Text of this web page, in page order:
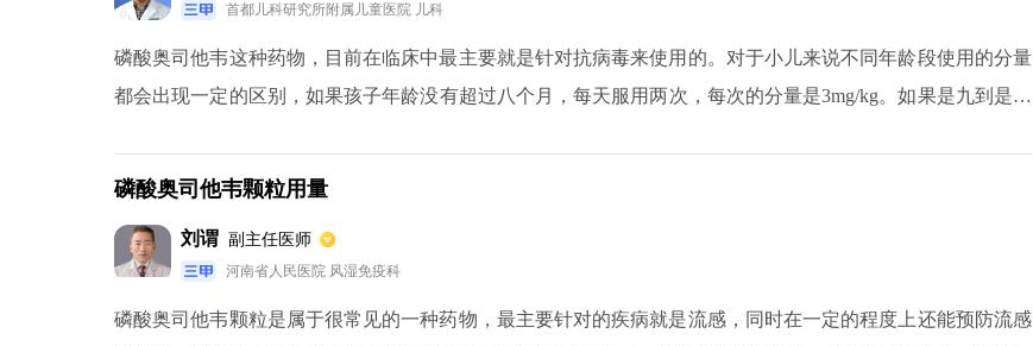
首都儿科研究所附属儿童医院 儿科
磷酸奥司他韦这种药物，目前在临床中最主要就是针对抗病毒来使用的。对于小儿来说不同年龄段使用的分量
都会出现一定的区别，如果孩子年龄没有超过八个月，每天服用两次，每次的分量是3mg/kg。如果是九到是十
磷酸奥司他韦颗粒用量
刘谓 副主任医师
河南省人民医院 风湿免疫科
磷酸奥司他韦颗粒是属于很常见的一种药物，最主要针对的疾病就是流感，同时在一定的程度上还能预防流感